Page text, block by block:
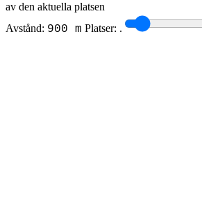
av den aktuella platsen
Avstånd: 900 m Platser: .